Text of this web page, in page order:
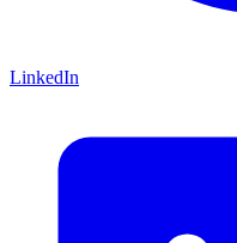
LinkedIn